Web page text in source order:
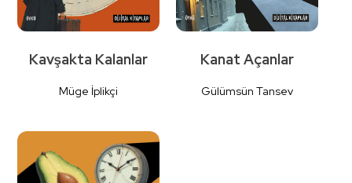
Kavşakta Kalanlar
Müge İplikçi
Kanat Açanlar
Gülümsün Tansev